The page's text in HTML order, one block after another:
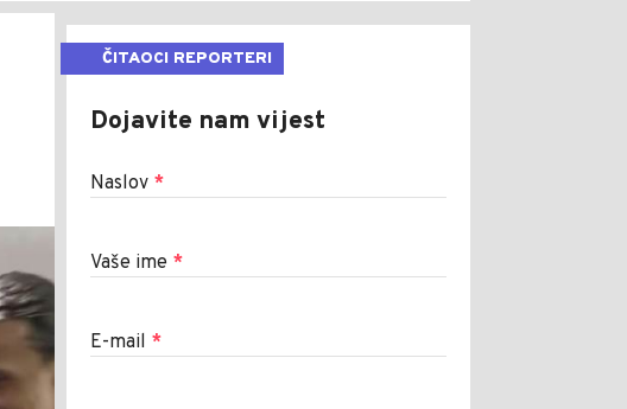
ČITAOCI REPORTERI
Dojavite nam vijest
Naslov *
Vaše ime *
E-mail *